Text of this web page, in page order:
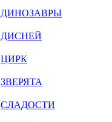
ДИНОЗАВРЫ
ДИСНЕЙ
ЦИРК
ЗВЕРЯТА
СЛАДОСТИ